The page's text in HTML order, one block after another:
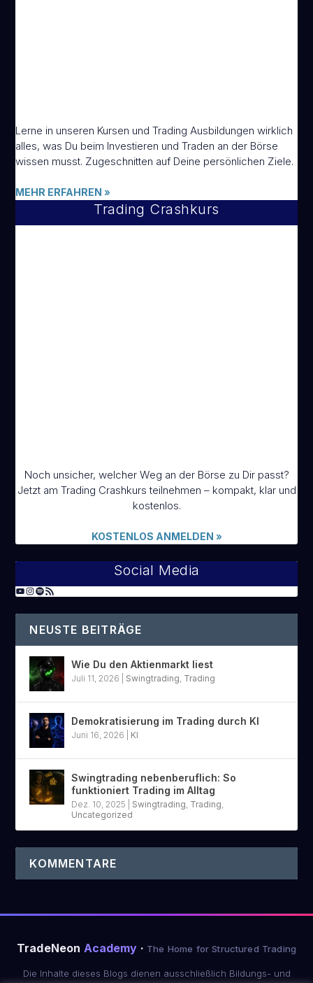
Lerne in unseren Kursen und Trading Ausbildungen wirklich
alles, was Du beim Investieren und Traden an der Börse
wissen musst. Zugeschnitten auf Deine persönlichen Ziele.
MEHR ERFAHREN»
Trading Crashkurs
Noch unsicher, welcher Weg an der Börse zu Dir passt?
Jetzt am Trading Crashkurs teilnehmen – kompakt, klar und
kostenlos.
KOSTENLOS ANMELDEN »
Social Media
NEUSTE BEITRÄGE
Wie Du den Aktienmarkt liest
Juli 11, 2026 Swingtrading Trading
Demokratisierung im Trading durch KI
Juni 16, 2026 KI
Swingtrading nebenberuflich: So
funktioniert Trading im Alltag
Dez. 10, 2025 Swingtrading Trading
Uncategorized
KOMMENTARE
TradeNeon Academy · The Home for Structured Trading
Die Inhalte dieses Blogs dienen ausschließlich Bildungs- und